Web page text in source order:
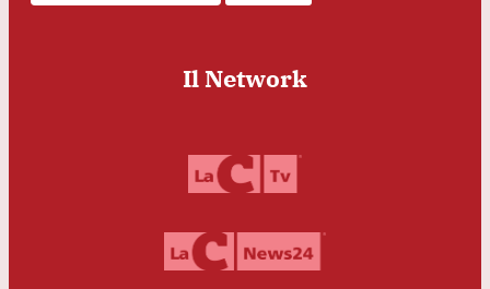
Il Network